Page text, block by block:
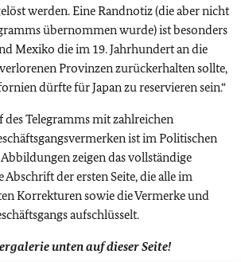
werden. Eine Randnotiz (die aber nicht
übernommen wurde) ist besonders
Mexiko die im 19. Jahrhundert an die
Provinzen zurückerhalten sollte,
dürfte für Japan zu reservieren sein.“
Telegramms mit zahlreichen
ist im Politischen
zeigen das vollständige
Abschrift der ersten Seite, die alle im
Korrekturen sowie die Vermerke und
aufschlüsselt.
unten auf dieser Seite!